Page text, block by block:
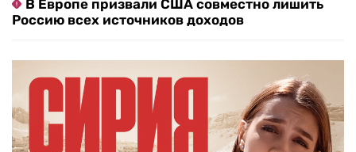
В Европе призвали США совместно лишить
Россию всех источников доходов